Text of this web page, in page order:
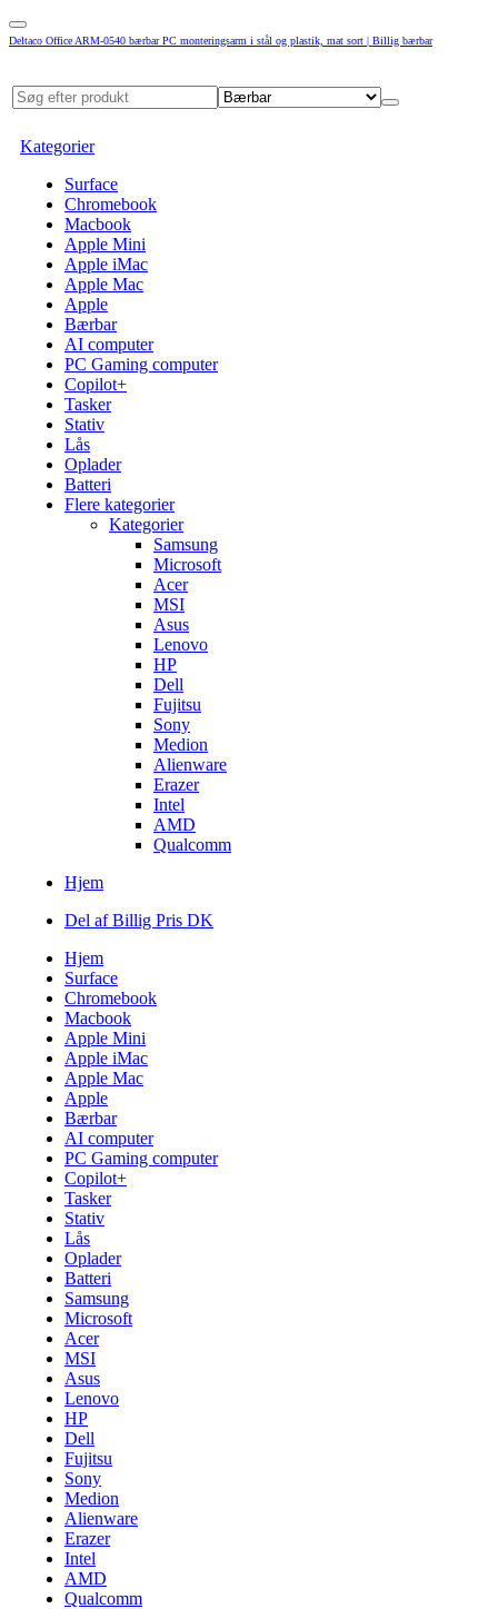
Deltaco Office ARM-0540 bærbar PC monteringsarm i stål og plastik, mat sort | Billig bærbar
Kategorier
Surface
Chromebook
Macbook
Apple Mini
Apple iMac
Apple Mac
Apple
Bærbar
AI computer
PC Gaming computer
Copilot+
Tasker
Stativ
Lås
Oplader
Batteri
Flere kategorier
Kategorier
Samsung
Microsoft
Acer
MSI
Asus
Lenovo
HP
Dell
Fujitsu
Sony
Medion
Alienware
Erazer
Intel
AMD
Qualcomm
Hjem
Del af Billig Pris DK
Hjem
Surface
Chromebook
Macbook
Apple Mini
Apple iMac
Apple Mac
Apple
Bærbar
AI computer
PC Gaming computer
Copilot+
Tasker
Stativ
Lås
Oplader
Batteri
Samsung
Microsoft
Acer
MSI
Asus
Lenovo
HP
Dell
Fujitsu
Sony
Medion
Alienware
Erazer
Intel
AMD
Qualcomm